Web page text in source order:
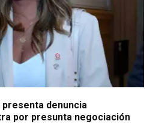
presenta denuncia
por presunta negociación